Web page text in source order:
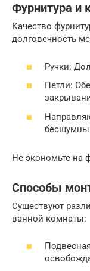
Фурнитура и
Качество
долговечность
Ручки:
Петли:
Не экономьте на
Способы
Существуют
ванной комнаты: